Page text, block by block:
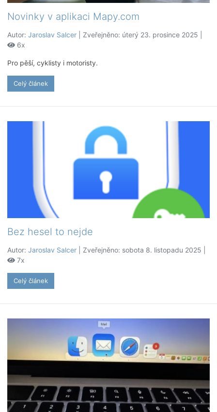
Novinky v aplikaci Mapy.com
Autor: Jaroslav Salcer | Zveřejněno: úterý 23. prosince 2025 |
6x
Pro pěší, cyklisty i motoristy.
Celý článek
Bez hesel to nejde
Autor: Jaroslav Salcer | Zveřejněno: sobota 8. listopadu 2025 |
7x
Celý článek